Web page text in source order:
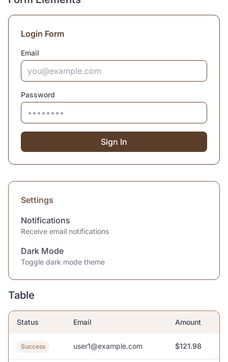
Login Form
Email
Password
Sign In
Settings
Notifications
Receive email notifications
Dark Mode
Toggle dark mode theme
Table
Status Email Amount
Success user1@example.com $121.98